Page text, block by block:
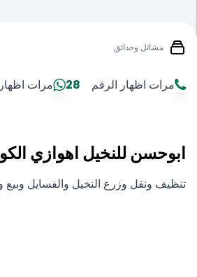
مشاتل وحدائق
مرات اظهار الرقم 28 مرات
ابوحسن للنخيل اهوازي
تنظيف ونقل وزرع النخيل والفسايل